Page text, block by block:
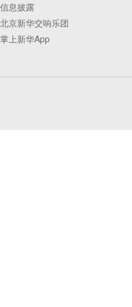
信息披露
北京新华交响乐团
掌上新华App